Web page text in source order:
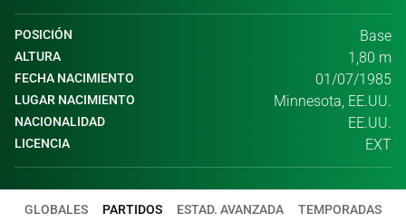
POSICIÓN Base
ALTURA 1,80 m
FECHA NACIMIENTO 01/07/1985
LUGAR NACIMIENTO Minnesota, EE.UU.
NACIONALIDAD EE.UU.
LICENCIA EXT
GLOBALES PARTIDOS ESTAD. AVANZADA TEMPORADAS